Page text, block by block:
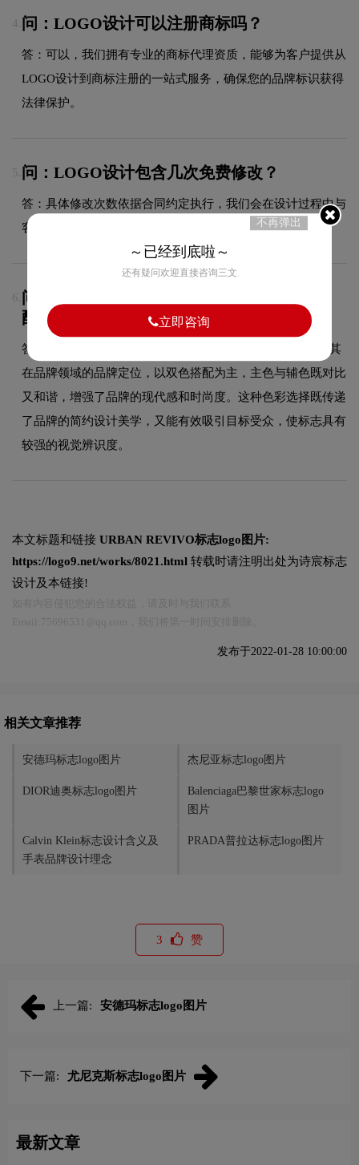
4. 问：LOGO设计可以注册商标吗？
答：可以，我们拥有专业的商标代理资质，能够为客户提供从
LOGO设计到商标注册的一站式服务，确保您的品牌标识获得
法律保护。
5. 问：LOGO设计包含几次免费修改？
答：具体修改次数依据合同约定执行，我们会在设计过程中与
客户充分沟通，确保最终方案达到满意效果。
6. 问：URBAN REVIVOlogo采用什么颜色搭
配？
答：URBAN REVIVO品牌整体使用的色彩方案充分契合了其
在品牌领域的品牌定位，以双色搭配为主，主色与辅色既对比
又和谐，增强了品牌的现代感和时尚度。这种色彩选择既传递
了品牌的简约设计美学，又能有效吸引目标受众，使标志具有
较强的视觉辨识度。
本文标题和链接 URBAN REVIVO标志logo图片:
https://logo9.net/works/8021.html 转载时请注明出处为诗宸标志
设计及本链接!
发布于2022-01-28 10:00:00
相关文章推荐
安德玛标志logo图片 杰尼亚标志logo图片
DIOR迪奥标志logo图片
Balenciaga巴黎世家标志logo
图片
Calvin Klein标志设计含义及
手表品牌设计理念
PRADA普拉达标志logo图片
3 赞
上一篇: 安德玛标志logo图片
下一篇: 尤尼克斯标志logo图片
最新文章
不再弹出
～已经到底啦～
还有疑问欢迎直接咨询三文
立即咨询